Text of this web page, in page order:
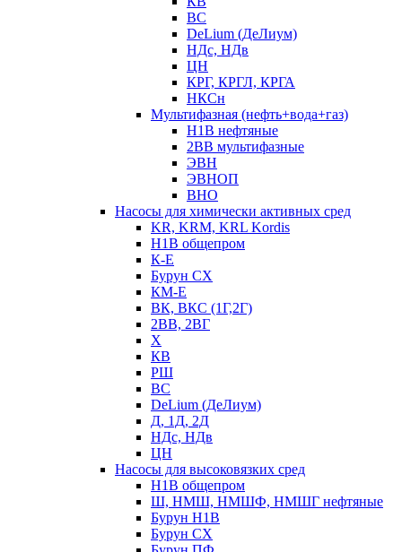
ВС
DeLium (ДеЛиум)
НДс, НДв
ЦН
КРГ, КРГЛ, КРГА
НКСн
Мультифазная (нефть+вода+газ)
Н1В нефтяные
2ВВ мультифазные
ЭВН
ЭВНОП
ВНО
Насосы для химически активных сред
KR, KRM, KRL Kordis
Н1В общепром
К-Е
Бурун СХ
КМ-Е
ВК, ВКС (1Г,2Г)
2ВВ, 2ВГ
Х
КВ
РШ
ВС
DeLium (ДеЛиум)
Д, 1Д, 2Д
НДс, НДв
ЦН
Насосы для высоковязких сред
Н1В общепром
Ш, НМШ, НМШФ, НМШГ нефтяные
Бурун Н1В
Бурун СХ